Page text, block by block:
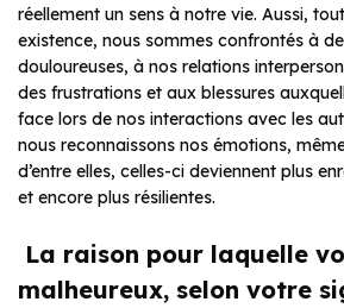
réellement un sens à notre vie. Aussi,
existence, nous sommes confrontés à
douloureuses, à nos relations
des frustrations et aux blessures
face lors de nos interactions avec les
nous reconnaissons nos émotions,
d’entre elles, celles-ci deviennent plus
et encore plus résilientes.
La raison pour laquelle
malheureux, selon votre